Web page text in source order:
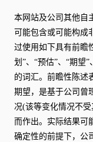
本网站及公司其他自
可能包含或可能构成
过使用如下具有前瞻
划”、“预估”、“期望
的词汇。前瞻性陈述
期望，是基于公司曾
况(该等变化情况不
而作出。实际结果可
确定性的前提下，公